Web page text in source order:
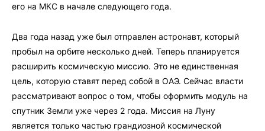
его на МКС в начале следующего года.
Два года назад уже был отправлен астронавт, который
пробыл на орбите несколько дней. Теперь планируется
расширить космическую миссию. Это не единственная
цель, которую ставят перед собой в ОАЭ. Сейчас власти
рассматривают вопрос о том, чтобы оформить модуль на
спутник Земли уже через 2 года. Миссия на Луну
является только частью грандиозной космической